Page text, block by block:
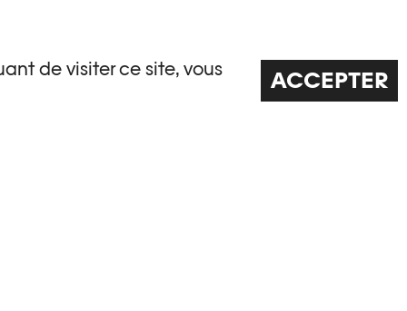
de visiter ce site, vous ACCEPTER